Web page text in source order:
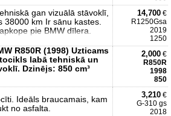
gan vizuālā stāvoklī,
38000 km Ir sānu kastes.
pie BMW dīlera.
14,700 €
R1250Gsa
2019
1250
R850R (1998) Uzticams
labā tehniskā un
Dzinējs: 850 cm³
2,000 €
R850R
1998
850
Ideāls braucamais, kam
no asfalta.
3,210 €
G-310 gs
2018